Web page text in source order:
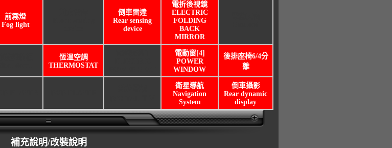
前霧燈
Fog light
倒車雷達
Rear sensing
device
電折後視鏡
ELECTRIC
FOLDING
BACK
MIRROR
恆溫空調
THERMOSTAT
電動窗[4]
POWER
WINDOW
後排座椅6/4分
離
衛星導航
Navigation
System
倒車攝影
Rear dynamic
display
補充說明/改裝說明